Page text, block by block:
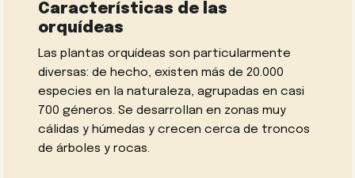
Características de las
orquídeas
Las plantas orquídeas son particularmente
diversas: de hecho, existen más de 20.000
especies en la naturaleza, agrupadas en casi
700 géneros. Se desarrollan en zonas muy
cálidas y húmedas y crecen cerca de troncos
de árboles y rocas.